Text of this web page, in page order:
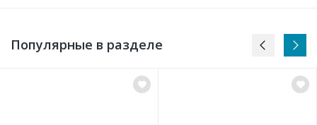
Популярные в разделе